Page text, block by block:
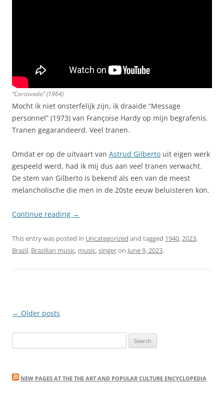
“Corcovado” (1964)
Mocht ik niet onsterfelijk zijn, ik draaide “Message
personnel” (1973) van Françoise Hardy op mijn begrafenis.
Tranen gegarandeerd. Veel tranen.
Omdat er op de uitvaart van Astrud Gilberto uit eigen werk
gespeeld werd, had ik mij dus aan veel tranen verwacht.
De stem van Gilberto is bekend als een van de meest
melancholische die men in de 20ste eeuw beluisteren kon.
Continue reading →
This entry was posted in Uncategorized and tagged 1940,2023,
Brazil, Brazilian music, music,singeron June 9, 2023.
Post
← Older posts
for:
NEW PAGES AT THE THE ART AND POPULAR CULTURE ENCYCLOPEDIA